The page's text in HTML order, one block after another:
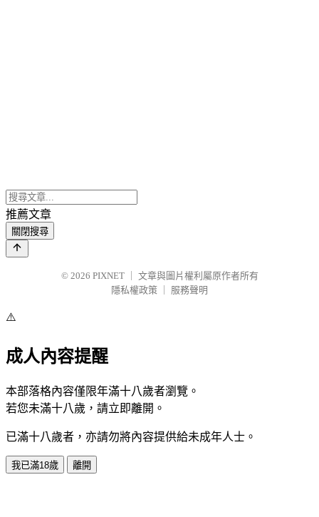
推薦文章
關閉搜尋
© 2026 PIXNET
文章與圖片權利屬原作者所有
隱私權政策
服務聲明
⚠️
成人內容提醒
本部落格內容僅限年滿十八歲者瀏覽。
若您未滿十八歲，請立即離開。
已滿十八歲者，亦請勿將內容提供給未成年人士。
我已滿18歲 離開